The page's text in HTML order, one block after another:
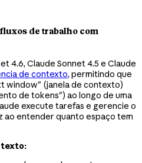
de trabalho com
4.6, Claude Sonnet 4.5 e Claude
de contexto, permitindo que
window" (janela de contexto)
de tokens") ao longo de uma
execute tarefas e gerencie o
ao entender quanto espaço tem